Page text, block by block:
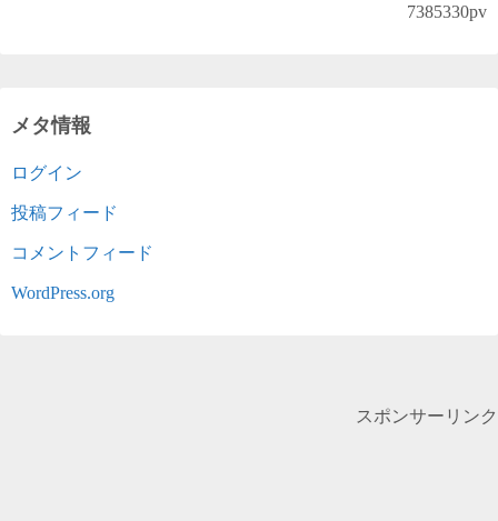
7385330pv
メタ情報
ログイン
投稿フィード
コメントフィード
WordPress.org
スポンサーリンク